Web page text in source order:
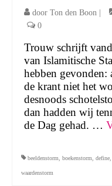
door Ton den Boon |
0
Trouw schrijft
van Islamitische
hebben gevonden:
de krant niet het
desnoods
dan hadden wij
de Dag gehad. …
beeldenstorm boekenstorm define
waardenstorm